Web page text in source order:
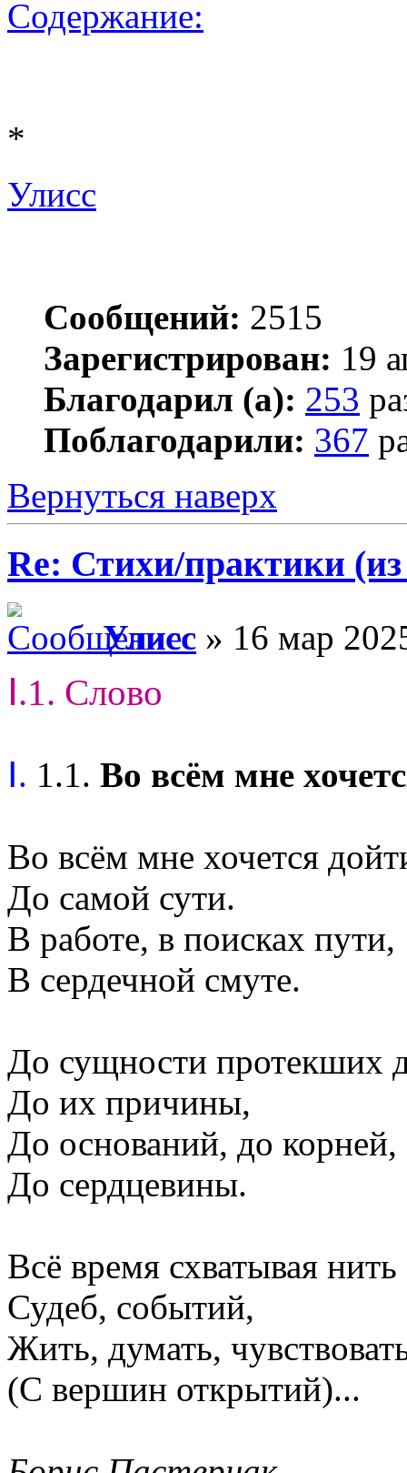
Содержание:
*
Улисс
Сообщений: 2515
Зарегистрирован: 19
Благодарил (а): 253
Поблагодарили: 367
Вернуться наверх
Re: Стихи/практики
Улисс » 16 мар
Ⅰ.1. Слово
Ⅰ. 1.1. Во всём мне
Во всём мне хочется
До самой сути.
В работе, в поисках пути,
В сердечной смуте.
До сущности протекших
До их причины,
До оснований, до корней,
До сердцевины.
Всё время схватывая нить
Судеб, событий,
Жить, думать,
(С вершин открытий)...